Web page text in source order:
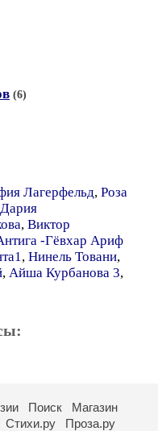
(6)
Лагерфельд, Роза
Дария
, Виктор
-Гёвхар Ариф
, Нинель Товани,
, Айша Курбанова 3,
Поиск
Магазин
Стихи.ру Проза.ру